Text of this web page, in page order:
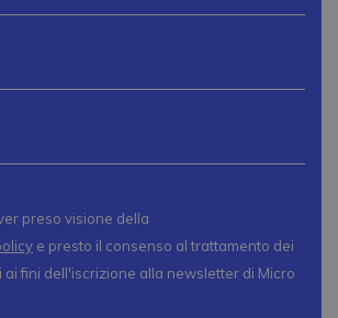
preso visione della
e presto il consenso al trattamento dei
ai fini dell'iscrizione alla newsletter di Micro